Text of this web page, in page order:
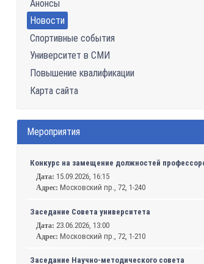
Анонсы
Новости
Спортивные события
Университет в СМИ
Повышение квалификации
Карта сайта
Мероприятия
Конкурс на замещение должностей
Дата: 15.09.2026, 16:15
Адрес: Московский пр., 72, 1-240
Заседание Совета университета
Дата: 23.06.2026, 13:00
Адрес: Московский пр., 72, 1-210
Заседание Научно-методического совета